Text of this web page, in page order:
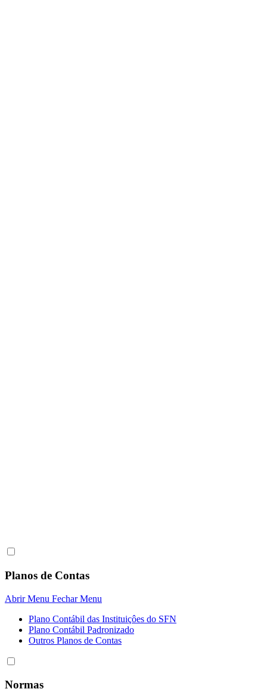
Planos de Contas
Abrir Menu Fechar Menu
Plano Contábil das Instituiçôes do SFN
Plano Contábil Padronizado
Outros Planos de Contas
Normas